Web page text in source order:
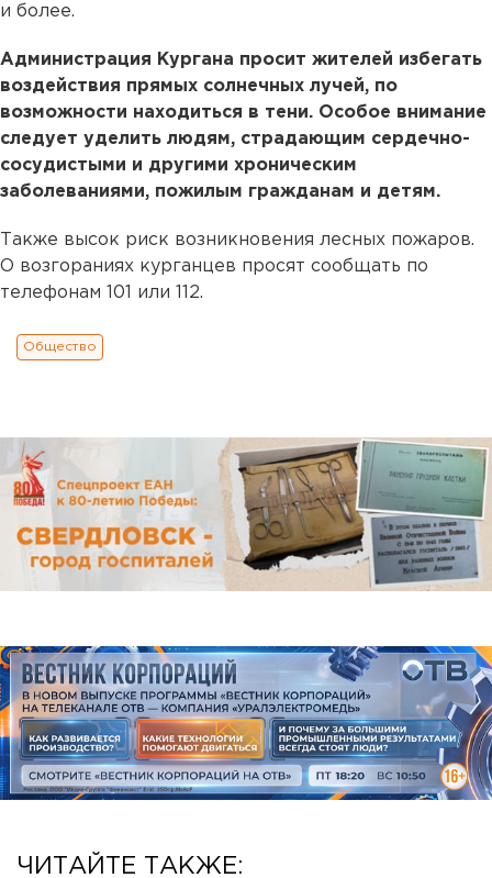
и более.
Администрация Кургана просит жителей избегать
воздействия прямых солнечных лучей, по
возможности находиться в тени. Особое внимание
следует уделить людям, страдающим сердечно-
сосудистыми и другими хроническим
заболеваниями, пожилым гражданам и детям.
Также высок риск возникновения лесных пожаров.
О возгораниях курганцев просят сообщать по
телефонам 101 или 112.
Общество
ЧИТАЙТЕ ТАКЖЕ: